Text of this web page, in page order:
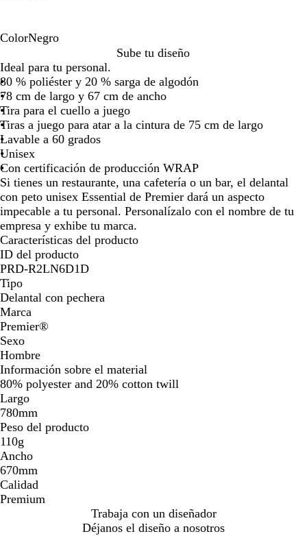
ColorNegro
e
g
r
o
Sube tu diseño
Ideal para tu personal.
80 % poliéster y 20 % sarga de algodón
78 cm de largo y 67 cm de ancho
Tira para el cuello a juego
Tiras a juego para atar a la cintura de 75 cm de largo
Lavable a 60 grados
Unisex
Con certificación de producción WRAP
Si tienes un restaurante, una cafetería o un bar, el delantal
con peto unisex Essential de Premier dará un aspecto
impecable a tu personal. Personalízalo con el nombre de tu
empresa y exhibe tu marca.
Características del producto
ID del producto
PRD-R2LN6D1D
Tipo
Delantal con pechera
Marca
Premier®
Sexo
Hombre
Información sobre el material
80% polyester and 20% cotton twill
Largo
780mm
Peso del producto
110g
Ancho
670mm
Calidad
Premium
Trabaja con un diseñador
Déjanos el diseño a nosotros